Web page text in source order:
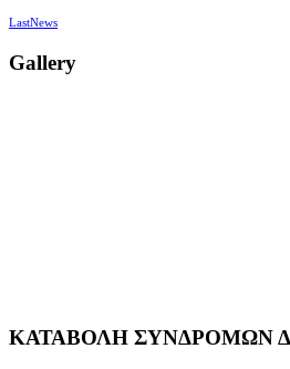
LastNews
Gallery
ΚΑΤΑΒΟΛΗ ΣΥΝΔΡΟΜΩΝ